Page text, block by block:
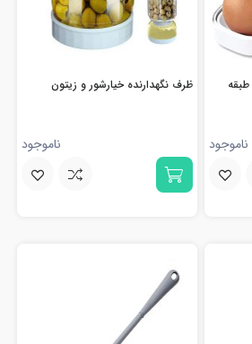
ناموجود
ظرف نگهدارنده خیارشور و زیتون
ناموجود